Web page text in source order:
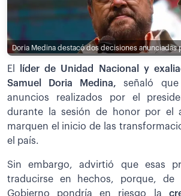
Doria Medina destacó dos decisiones anunciadas
El
líder de Unidad Nacional y
Samuel Doria Medina, señaló
anuncios realizados por el
durante la sesión de honor por el
marquen el inicio de las
el país.
Sin embargo, advirtió que esas
traducirse en hechos, porque, de
Gobierno pondría en riesgo la